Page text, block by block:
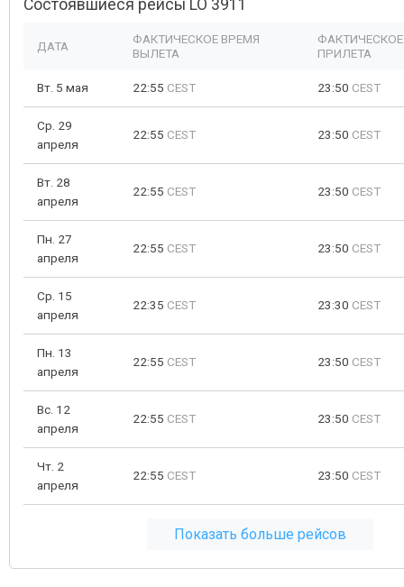
Состоявшиеся рейсы LO 3911
ДАТА
ФАКТИЧЕСКОЕ ВРЕМЯ
ВЫЛЕТА
ПРИЛЕТА
Вт. 5 мая 22:55 CEST 23:50 CEST
Ср. 29
апреля
22:55 CEST 23:50 CEST
Вт. 28
апреля
22:55 CEST 23:50 CEST
Пн. 27
апреля
22:55 CEST 23:50 CEST
Ср. 15
апреля
22:35 CEST 23:30 CEST
Пн. 13
апреля
22:55 CEST 23:50 CEST
Вс. 12
апреля
22:55 CEST 23:50 CEST
Чт. 2
апреля
22:55 CEST 23:50 CEST
Показать больше рейсов